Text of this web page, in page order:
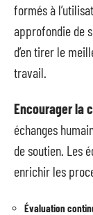
formés à
approfondie de
d’en tirer le
travail.
Encourager la
échanges
de soutien. Les
enrichir les
Évaluation